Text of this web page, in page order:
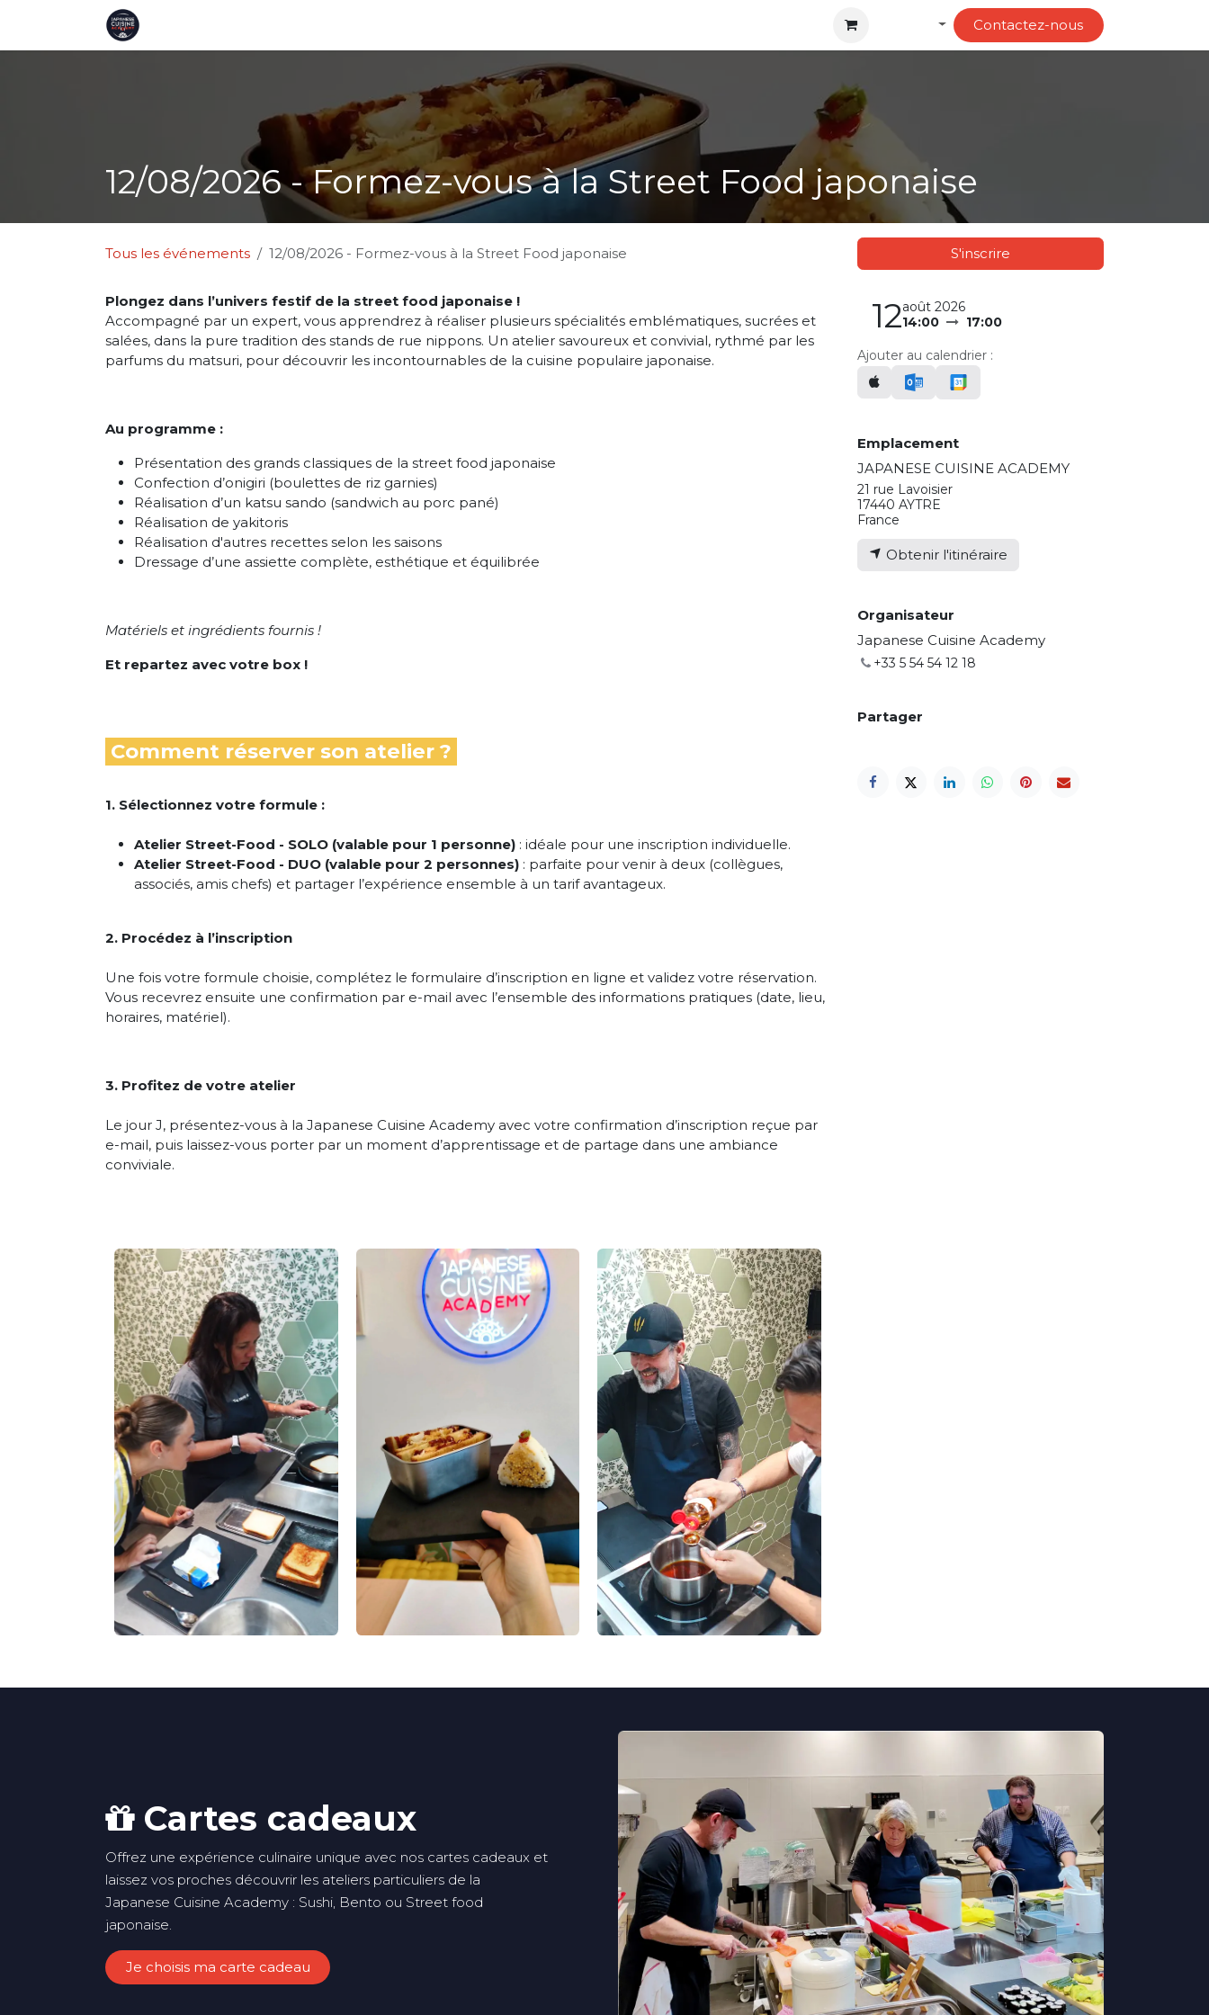
Se rendre au contenu
Contactez-no​​us
12/08/2026 - Formez-vous à la Street Food japonaise
Tous les événements 12/08/2026 - Formez-vous à la Street Food japonaise
Plongez dans l’univers festif de la street food japonaise !
Accompagné par un expert, vous apprendrez à réaliser plusieurs spécialités emblématiques, sucrées et
salées, dans la pure tradition des stands de rue nippons. Un atelier savoureux et convivial, rythmé par les
parfums du matsuri, pour découvrir les incontournables de la cuisine populaire japonaise.
Au programme :
Présentation des grands classiques de la street food japonaise
Confection d’onigiri (boulettes de riz garnies)
Réalisation d’un katsu sando (sandwich au porc pané)
Réalisation de yakitoris
Réalisation d'autres recettes selon les saisons
Dressage d’une assiette complète, esthétique et équilibrée
Matériels et ingrédients fournis !
Et repartez avec votre box !
Comment réserver son atelier ?
1. Sélectionnez votre formule :
Atelier Street-Food - SOLO (valable pour 1 personne) : idéale pour une inscription individuelle.
Atelier Street-Food - DUO (valable pour 2 personnes) : parfaite pour venir à deux (collègues,
associés, amis chefs) et partager l’expérience ensemble à un tarif avantageux.
2. Procédez à l’inscription
Une fois votre formule choisie, complétez le formulaire d’inscription en ligne et validez votre réservation.
Vous recevrez ensuite une confirmation par e-mail avec l’ensemble des informations pratiques (date, lieu,
horaires, matériel).
3. Profitez de votre atelier
Le jour J, présentez-vous à la Japanese Cuisine Academy avec votre confirmation d’inscription reçue par
e-mail, puis laissez-vous porter par un moment d’apprentissage et de partage dans une ambiance
conviviale.
S'inscrire
12août 2026
14:00
17:00
Ajouter au calendrier :
Emplacement
JAPANESE CUISINE ACADEMY
21 rue Lavoisier
17440 AYTRE
France
Obtenir l'itinéraire
Organisateur
Japanese Cuisine Academy
+33 5 54 54 12 18
Partager
Cartes cadeaux
Offrez une expérience culinaire unique avec nos cartes cadeaux et
laissez vos proches découvrir les ateliers particuliers de la
Japanese Cuisine Academy : Sushi, Bento ou Street food
japonaise.
Je choisis ma carte cadeau